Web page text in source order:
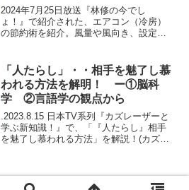
いてきましたSP』】より
2024年7月25日放送『林修の今でし
ょ！』で紹介された、エアコン（冷房）
の節約術を紹介。風量や風向き、設定温
した。
「人たらし」・・相手を魅了し慕
われる方法を解明！ ー①脳科
学 ②言語学の観点から
.2023.8.15 日本TV系列『カズレーザーと
学ぶ新知識！』で、「『人たらし』相手
を魅了し慕われる方法」を解説！(カズレ
たら「人たらし」になれるかを、前半
は、脳科学...